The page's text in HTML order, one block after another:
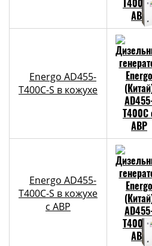
Energo AD455-
T400C-S в кожухе
Energo AD455-
T400C-S в кожухе
с АВР